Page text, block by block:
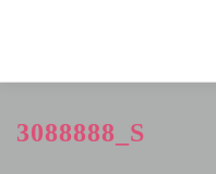
ン
概要 METHOD
3088888_S